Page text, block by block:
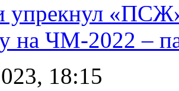
упрекнул «ПСЖ»
на ЧМ-2022 –
18:15